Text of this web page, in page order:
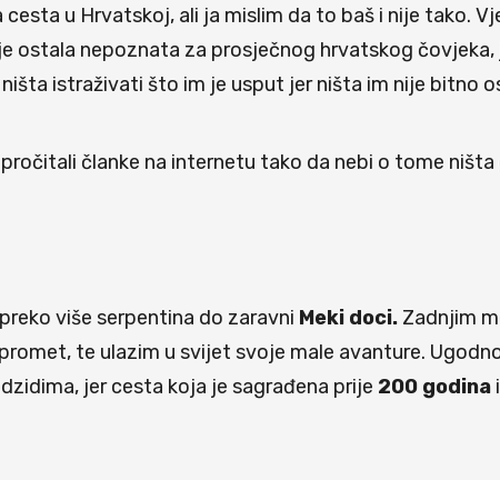
u Hrvatskoj, ali ja mislim da to baš i nije tako.
ostala nepoznata za prosječnog hrvatskog
istraživati što im je usput jer ništa im nije bitno
članke na internetu tako da nebi o tome ništa
više serpentina do zaravni Meki doci. Zadnjim
te ulazim u svijet svoje male avanture.
jer cesta koja je sagrađena prije 200 godina